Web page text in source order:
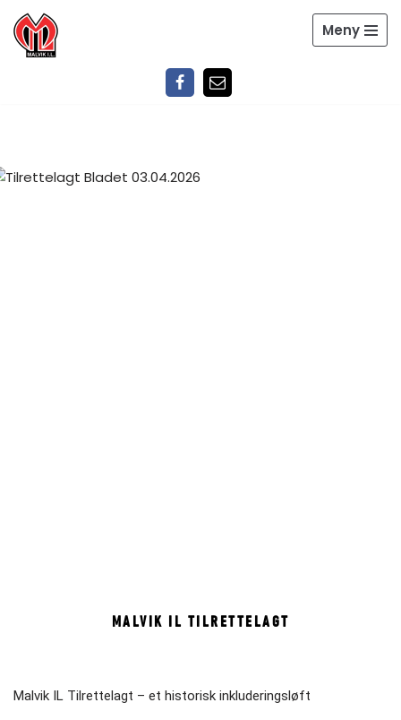
Hopp
Meny
MALVIK IL TILRETTELAGT
Malvik IL Tilrettelagt – et historisk inkluderingsløft